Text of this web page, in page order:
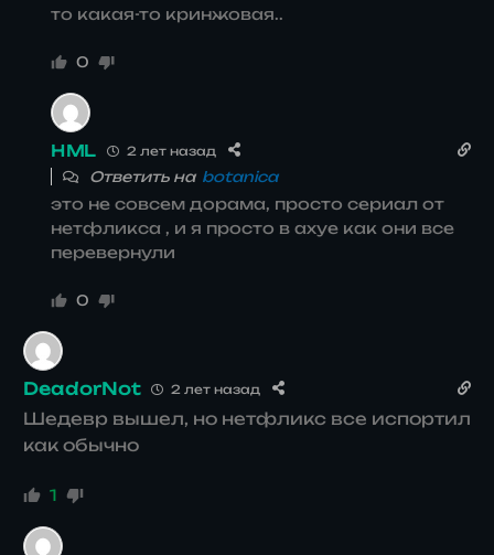
то какая-то кринжовая..
0
HML 2 лет назад
Ответить на botanica
это не совсем дорама, просто сериал от
нетфликса , и я просто в ахуе как они все
перевернули
0
DeadorNot 2 лет назад
Шедевр вышел, но нетфликс все испортил
как обычно
1